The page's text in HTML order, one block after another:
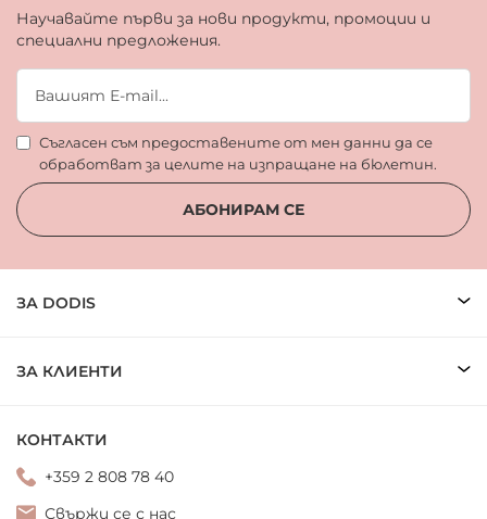
Научавайте първи за нови продукти, промоции и
специални предложения.
Съгласен съм предоставените от мен данни да се
обработват за целите на изпращане на бюлетин.
АБОНИРАМ СЕ
ЗА DODIS
ЗА КЛИЕНТИ
КОНТАКТИ
+359 2 808 78 40
Свържи се с нас